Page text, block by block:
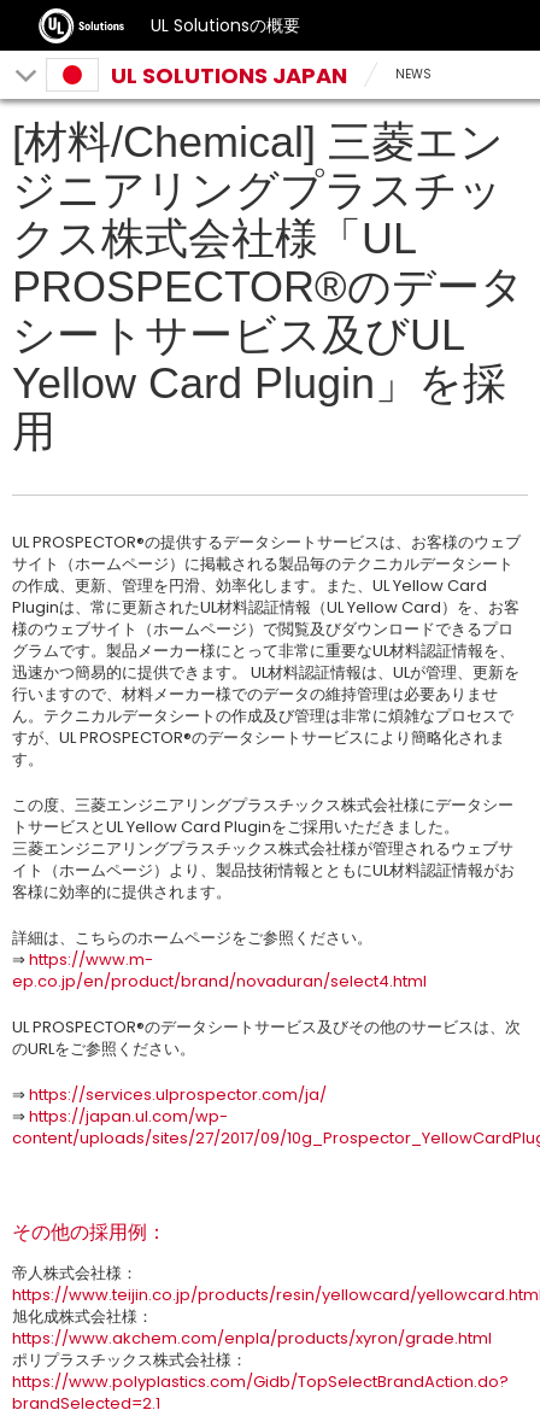
UL Solutionsの概要
UL SOLUTIONS JAPAN NEWS
[材料/Chemical] 三菱エン
ジニアリングプラスチッ
クス株式会社様「UL
PROSPECTOR®のデータ
シートサービス及びUL
Yellow Card Plugin」を採
用
UL PROSPECTOR®の提供するデータシートサービスは、お客様のウェブ
サイト（ホームページ）に掲載される製品毎のテクニカルデータシート
の作成、更新、管理を円滑、効率化します。また、UL Yellow Card
Pluginは、常に更新されたUL材料認証情報（UL Yellow Card）を、お客
様のウェブサイト（ホームページ）で閲覧及びダウンロードできるプロ
グラムです。製品メーカー様にとって非常に重要なUL材料認証情報を、
迅速かつ簡易的に提供できます。 UL材料認証情報は、ULが管理、更新を
行いますので、材料メーカー様でのデータの維持管理は必要ありませ
ん。テクニカルデータシートの作成及び管理は非常に煩雑なプロセスで
すが、UL PROSPECTOR®のデータシートサービスにより簡略化されま
す。
この度、三菱エンジニアリングプラスチックス株式会社様にデータシー
トサービスとUL Yellow Card Pluginをご採用いただきました。
三菱エンジニアリングプラスチックス株式会社様が管理されるウェブサ
イト（ホームページ）より、製品技術情報とともにUL材料認証情報がお
客様に効率的に提供されます。
詳細は、こちらのホームページをご参照ください。
⇒https://www.m-
ep.co.jp/en/product/brand/novaduran/select4.html
UL PROSPECTOR®のデータシートサービス及びその他のサービスは、次
のURLをご参照ください。
⇒https://services.ulprospector.com/ja/
⇒https://japan.ul.com/wp-
content/uploads/sites/27/2017/09/
その他の採用例：
帝人株式会社様：
https://www.teijin.co.jp/products/resin/yellowcard/
旭化成株式会社様：
https://www.akchem.com/enpla/products/xyron/grade.html
ポリプラスチックス株式会社様：
https://www.polyplastics.com/Gidb/TopSelectBrandAction.do?
brandSelected=2.1